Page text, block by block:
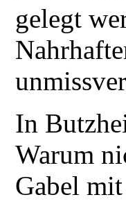
gelegt
In
Warum
Gabel